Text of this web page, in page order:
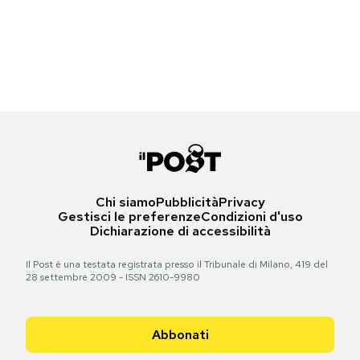
Chi siamoPubblicitàPrivacy
Gestisci le preferenzeCondizioni d'uso
Dichiarazione di accessibilità
Il Post è una testata registrata presso il Tribunale di Milano, 419 del
28 settembre 2009 - ISSN 2610-9980
Abbonati